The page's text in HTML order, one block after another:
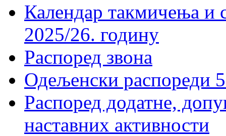
Календар такмичења
2025/26. годину
Распоред звона
Одељенски распореди
Распоред додатне,
наставних активности